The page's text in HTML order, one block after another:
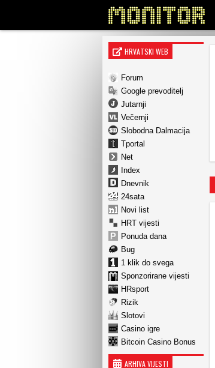
HRVATSKI WEB
Forum
Google prevoditelj
Jutarnji
Večernji
Slobodna Dalmacija
Tportal
Net
Index
Dnevnik
24sata
Novi list
HRT vijesti
Ponuda dana
Bug
1 klik do svega
Sponzorirane vijesti
HRsport
Rizik
Slotovi
Casino igre
Bitcoin Casino Bonus
ARHIVA VIJESTI